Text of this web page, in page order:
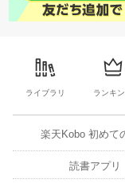
ライブラリ ランキ
楽天Kobo 初めて
読書アプリ